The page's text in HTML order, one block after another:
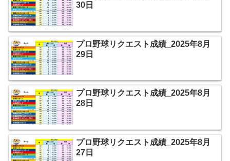
30日
プロ野球リクエスト成績_2025年8月
29日
プロ野球リクエスト成績_2025年8月
28日
プロ野球リクエスト成績_2025年8月
27日